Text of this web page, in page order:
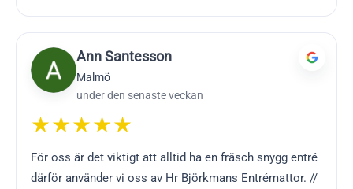
Ann Santesson
Malmö
under den senaste veckan
★★★★★
För oss är det viktigt att alltid ha en fräsch snygg entré
därför använder vi oss av Hr Björkmans Entrémattor. //